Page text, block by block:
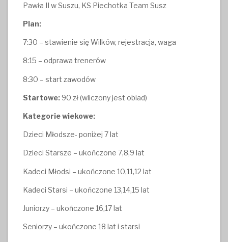
Pawła II w Suszu, KS Piechotka Team Susz
Plan:
7:30 – stawienie się Wilków, rejestracja, waga
8:15 – odprawa trenerów
8:30 – start zawodów
Startowe: 90 zł (wliczony jest obiad)
Kategorie wiekowe:
Dzieci Młodsze- poniżej 7 lat
Dzieci Starsze – ukończone 7,8,9 lat
Kadeci Młodsi – ukończone 10,11,12 lat
Kadeci Starsi – ukończone 13,14,15 lat
Juniorzy – ukończone 16,17 lat
Seniorzy – ukończone 18 lat i starsi